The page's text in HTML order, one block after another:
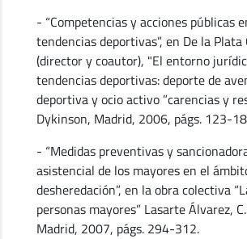
- “Competencias y acciones públicas
tendencias deportivas”, en De la Plata
(director y coautor), "El entorno
tendencias deportivas: deporte de
deportiva y ocio activo ”carencias y
Dykinson, Madrid, 2006, págs. 123-
- “Medidas preventivas y
asistencial de los mayores en el
desheredación”, en la obra colectiva
personas mayores” Lasarte Álvarez,
Madrid, 2007, págs. 294-312.